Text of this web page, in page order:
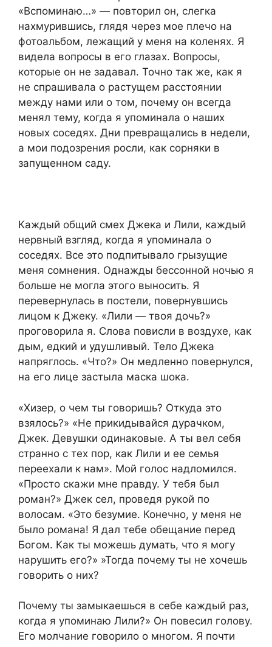
«Вспоминаю…» — повторил он, слегка
нахмурившись, глядя через мое плечо на
фотоальбом, лежащий у меня на коленях. Я
видела вопросы в его глазах. Вопросы,
которые он не задавал. Точно так же, как я
не спрашивала о растущем расстоянии
между нами или о том, почему он всегда
менял тему, когда я упоминала о наших
новых соседях. Дни превращались в недели,
а мои подозрения росли, как сорняки в
запущенном саду.
Каждый общий смех Джека и Лили, каждый
нервный взгляд, когда я упоминала о
соседях. Все это подпитывало грызущие
меня сомнения. Однажды бессонной ночью я
больше не могла этого выносить. Я
перевернулась в постели, повернувшись
лицом к Джеку. «Лили — твоя дочь?»
проговорила я. Слова повисли в воздухе, как
дым, едкий и удушливый. Тело Джека
напряглось. «Что?» Он медленно повернулся,
на его лице застыла маска шока.
«Хизер, о чем ты говоришь? Откуда это
взялось?» «Не прикидывайся дурачком,
Джек. Девушки одинаковые. А ты вел себя
странно с тех пор, как Лили и ее семья
переехали к нам». Мой голос надломился.
«Просто скажи мне правду. У тебя был
роман?» Джек сел, проведя рукой по
волосам. «Это безумие. Конечно, у меня не
было романа! Я дал тебе обещание перед
Богом. Как ты можешь думать, что я могу
нарушить его?» »Тогда почему ты не хочешь
говорить о них?
Почему ты замыкаешься в себе каждый раз,
когда я упоминаю Лили?» Он повесил голову.
Его молчание говорило о многом. Я почти